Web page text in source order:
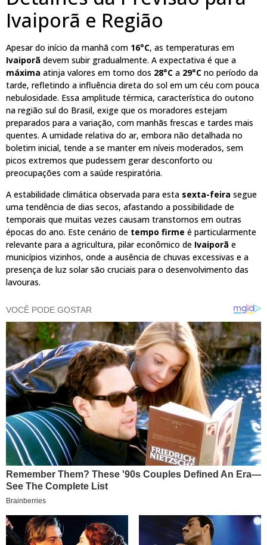
Ivaiporã e Região
Apesar do início da manhã com 16°C, as temperaturas em
Ivaiporã devem subir gradualmente. A expectativa é que a
máxima atinja valores em torno dos 28°C a 29°C no período da
tarde, refletindo a influência direta do sol em um céu com pouca
nebulosidade. Essa amplitude térmica, característica do outono
na região sul do Brasil, exige que os moradores estejam
preparados para a variação, com manhãs frescas e tardes mais
quentes. A umidade relativa do ar, embora não detalhada no
boletim inicial, tende a se manter em níveis moderados, sem
picos extremos que pudessem gerar desconforto ou
preocupações com a saúde respiratória.
A estabilidade climática observada para esta sexta-feira segue
uma tendência de dias secos, afastando a possibilidade de
temporais que muitas vezes causam transtornos em outras
épocas do ano. Este cenário de tempo firme é particularmente
relevante para a agricultura, pilar econômico de Ivaiporã e
municípios vizinhos, onde a ausência de chuvas excessivas e a
presença de luz solar são cruciais para o desenvolvimento das
lavouras.